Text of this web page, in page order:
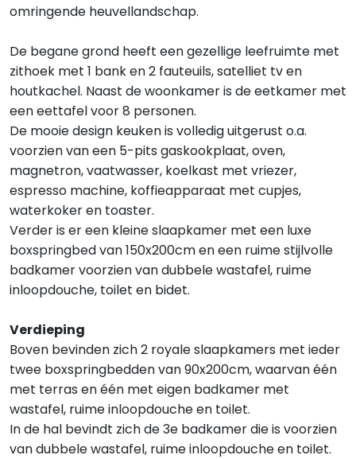
omringende heuvellandschap.
De begane grond heeft een gezellige leefruimte met
zithoek met 1 bank en 2 fauteuils, satelliet tv en
houtkachel. Naast de woonkamer is de eetkamer met
een eettafel voor 8 personen.
De mooie design keuken is volledig uitgerust o.a.
voorzien van een 5-pits gaskookplaat, oven,
magnetron, vaatwasser, koelkast met vriezer,
espresso machine, koffieapparaat met cupjes,
waterkoker en toaster.
Verder is er een kleine slaapkamer met een luxe
boxspringbed van 150x200cm en een ruime stijlvolle
badkamer voorzien van dubbele wastafel, ruime
inloopdouche, toilet en bidet.
Verdieping
Boven bevinden zich 2 royale slaapkamers met ieder
twee boxspringbedden van 90x200cm, waarvan één
met terras en één met eigen badkamer met
wastafel, ruime inloopdouche en toilet.
In de hal bevindt zich de 3e badkamer die is voorzien
van dubbele wastafel, ruime inloopdouche en toilet.